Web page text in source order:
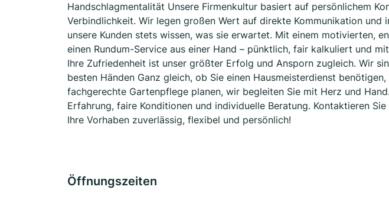
Handschlagmentalität Unsere Firmenkultur basiert auf persönlichem
Verbindlichkeit. Wir legen großen Wert auf direkte Kommunikation und
unsere Kunden stets wissen, was sie erwartet. Mit einem motivierten,
einen Rundum-Service aus einer Hand – pünktlich, fair kalkuliert und
Ihre Zufriedenheit ist unser größter Erfolg und Ansporn zugleich. Wir
besten Händen Ganz gleich, ob Sie einen Hausmeisterdienst
fachgerechte Gartenpflege planen, wir begleiten Sie mit Herz und
Erfahrung, faire Konditionen und individuelle Beratung. Kontaktieren
Ihre Vorhaben zuverlässig, flexibel und persönlich!
Öffnungszeiten